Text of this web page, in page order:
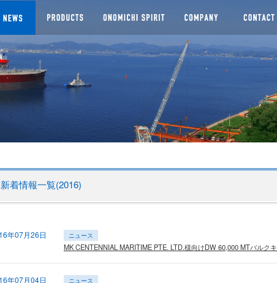
新着情報一覧(2016)
年07月26日 ニュース
MK CENTENNIAL MARITIME PTE. LTD.様向けDW 60,000 MTバルク
年07月04日 ニュース